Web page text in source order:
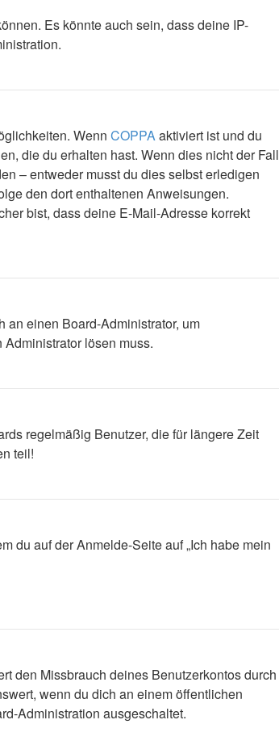
Es könnte auch sein, dass deine IP-
Wenn COPPAaktiviert ist und du
die du erhalten hast. Wenn dies nicht der Fall
– entweder musst du dies selbst erledigen
den dort enthaltenen Anweisungen.
bist, dass deine E-Mail-Adresse korrekt
an einen Board-Administrator, um
lösen muss.
regelmäßig Benutzer, die für längere Zeit
teil!
du auf der Anmelde-Seite auf „Ich habe mein
den Missbrauch deines Benutzerkontos durch
wenn du dich an einem öffentlichen
Administration ausgeschaltet.